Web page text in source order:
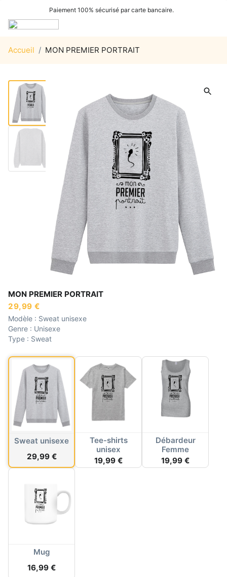
Paiement 100% sécurisé par carte bancaire.
Accueil / MON PREMIER PORTRAIT
MON PREMIER PORTRAIT
29,99 €
Modèle : Sweat unisexe
Genre : Unisexe
Type : Sweat
Sweat unisexe
29,99 €
Tee-shirts
unisex
19,99 €
Débardeur
Femme
19,99 €
Mug
16,99 €